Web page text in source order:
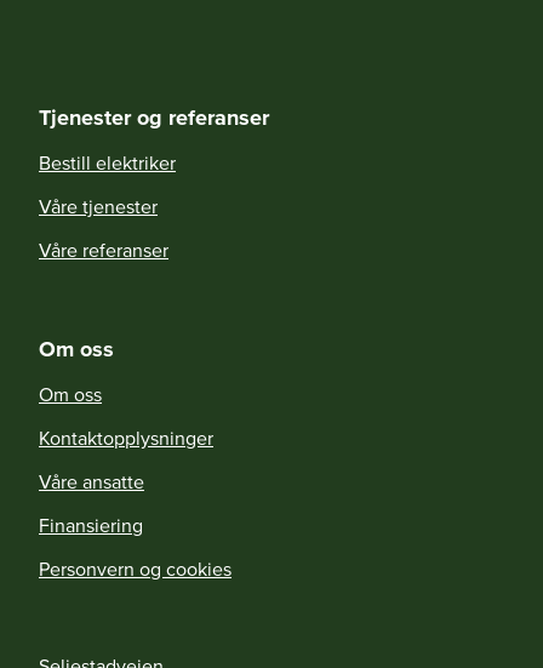
Tjenester og referanser
Bestill elektriker
Våre tjenester
Våre referanser
Om oss
Om oss
Kontaktopplysninger
Våre ansatte
Finansiering
Personvern og cookies